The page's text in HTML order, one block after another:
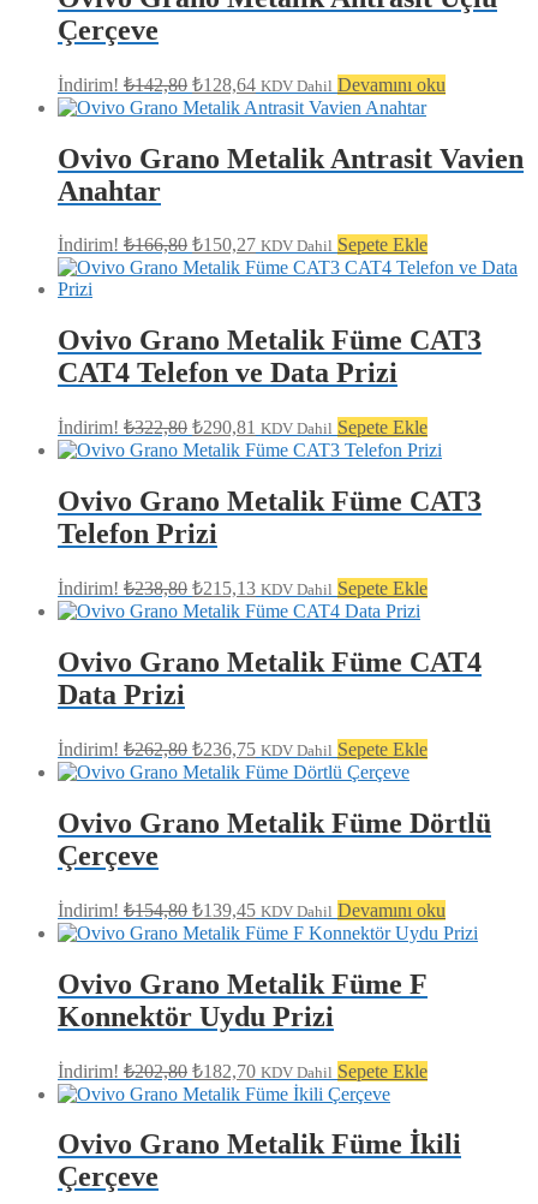
Çerçeve
İndirim! ₺142,80 Orijinal
fiyat:
₺128,64 Şu
andaki
fiyat:
₺128,64.
KDV Dahil Devamını oku
Ovivo Grano Metalik Antrasit Vavien
Anahtar
İndirim! ₺166,80 Orijinal
fiyat:
₺150,27Şu
andaki
fiyat:
KDV Dahil Sepete Ekle
Ovivo Grano Metalik Füme CAT3
CAT4 Telefon ve Data Prizi
İndirim! ₺322,80 Orijinal
fiyat:
₺290,81 Şu
andaki
fiyat:
₺290,81.
KDV Dahil Sepete Ekle
Ovivo Grano Metalik Füme CAT3
Telefon Prizi
İndirim! ₺238,80 Orijinal
fiyat:
₺215,13 Şu
andaki
fiyat:
₺215,13.
KDV Dahil Sepete Ekle
Ovivo Grano Metalik Füme CAT4
Data Prizi
İndirim! ₺262,80 Orijinal
fiyat:
₺236,75 Şu
andaki
fiyat:
₺236,75.
KDV Dahil Sepete Ekle
Ovivo Grano Metalik Füme Dörtlü
Çerçeve
İndirim! ₺154,80 Orijinal
fiyat:
₺139,45 Şu
andaki
fiyat:
₺139,45.
KDV Dahil Devamını oku
Ovivo Grano Metalik Füme F
Konnektör Uydu Prizi
İndirim! ₺202,80 Orijinal
fiyat:
₺182,70Şu
andaki
fiyat:
₺182,70.
KDV Dahil Sepete Ekle
Ovivo Grano Metalik Füme İkili
Çerçeve